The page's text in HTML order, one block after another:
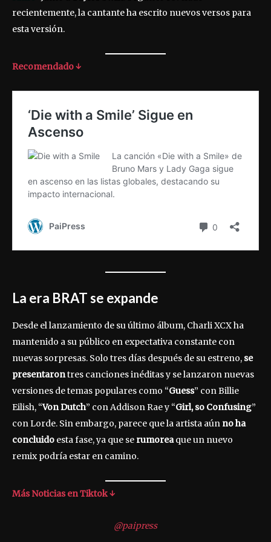
recientemente, la cantante ha escrito nuevos versos para
esta versión.
Recomendado ↓
La era BRAT se expande
Desde el lanzamiento de su último álbum, Charli XCX ha
mantenido a su público en expectativa constante con
nuevas sorpresas. Solo tres días después de su estreno, se
presentarontres canciones inéditas y se lanzaron nuevas
versiones de temas populares como “Guess” con Billie
Eilish, “Von Dutch” con Addison Rae y “Girl, so Confusing”
con Lorde. Sin embargo, parece que la artista aún no ha
concluido esta fase, ya que se rumoreaque un nuevo
remix podría estar en camino.
Más Noticias en Tiktok ↓
@paipress